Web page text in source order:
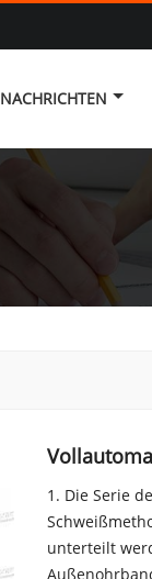
NACHRICHTEN
1. Die Serie
unterteilt